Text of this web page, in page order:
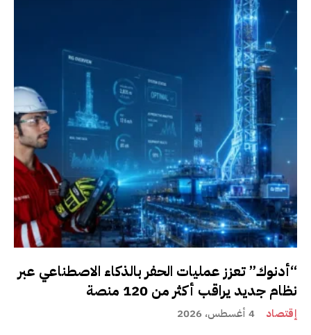
“أدنوك” تعزز عمليات الحفر بالذكاء الاصطناعي عبر
نظام جديد يراقب أكثر من 120 منصة
إقتصاد 4 أغسطس، 2026